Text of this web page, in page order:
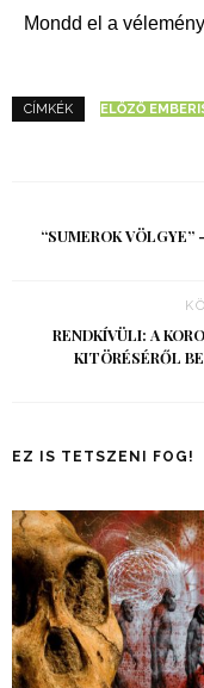
Mondd el a
CÍMKÉK ELŐZŐ
“SUMEROK
RENDKÍVÜLI: A
KITÖRÉSÉRŐL
EZ IS TETSZENI FOG!